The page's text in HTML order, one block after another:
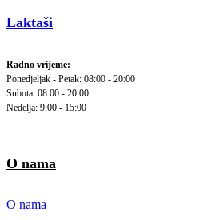
Laktaši
Radno vrijeme:
Ponedjeljak - Petak: 08:00 - 20:00
Subota: 08:00 - 20:00
Nedelja: 9:00 - 15:00
O nama
O nama